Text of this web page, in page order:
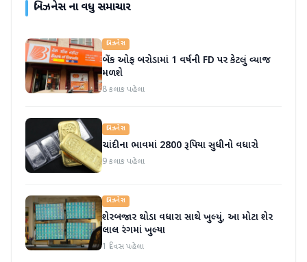
બિઝનેસના વધુ સમાચાર
બિઝનેસ
બેંક ઓફ બરોડામાં 1 વર્ષની FD પર કેટલું વ્યાજ
મળશે
8 કલાક પહેલા
બિઝનેસ
ચાંદીના ભાવમાં 2800 રૂપિયા સુધીનો વધારો
9 કલાક પહેલા
બિઝનેસ
શેરબજાર થોડા વધારા સાથે ખુલ્યું, આ મોટા શેર
લાલ રંગમાં ખુલ્યા
1 દિવસ પહેલા